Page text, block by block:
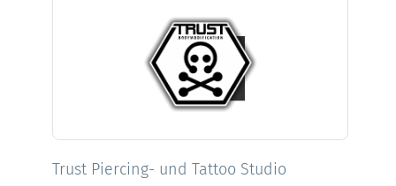
Trust Piercing- und Tattoo Studio